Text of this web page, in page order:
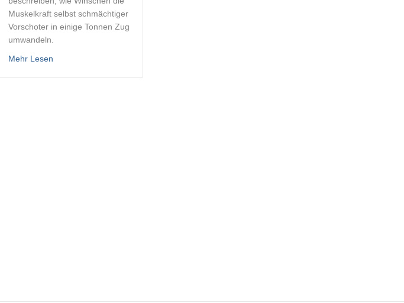
Muskelkraft selbst schmächtiger
Vorschoter in einige Tonnen Zug
umwandeln.
Mehr Lesenabout Schot- und Fallwinschen